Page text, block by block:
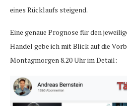
eines Rücklaufs steigend.
Eine genaue Prognose für den
Handel gebe ich mit Blick auf die
Montagmorgen 8.20 Uhr im Detail: